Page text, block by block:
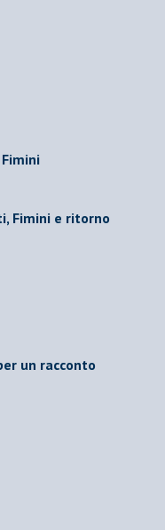
Fimini e ritorno
un racconto